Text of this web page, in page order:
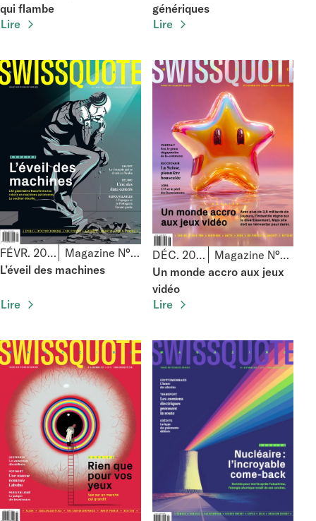
qui flambe
Lire
génériques
Lire
FÉVR. 2026
Magazine N°97
L’éveil des machines
Lire
DÉC. 2025
Magazine N°96
Un monde accro aux jeux
vidéo
Lire